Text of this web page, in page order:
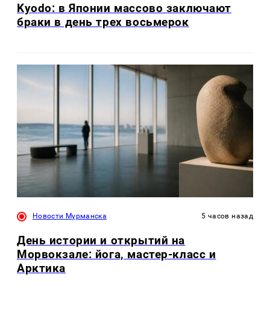
Kyodo: в Японии массово заключают
браки в день трех восьмерок
Новости Мурманска 5 часов назад
День истории и открытий на
Морвокзале: йога, мастер-класс и
Арктика